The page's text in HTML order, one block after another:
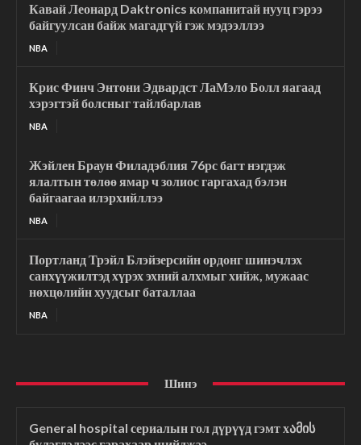
Кавай Леонард Daktronics компанитай нууц гэрээ
байгуулсан байж магадгүй гэж мэдээллээ
NBA
Крис Финч Энтони Эдвардст ЛаМэло Болл яагаад
хэрэгтэй болсныг тайлбарлав
NBA
Жэйлен Браун Филадэблия 76рс багт нэгдэж
ялалтын төлөө ямар ч золиос гаргахад бэлэн
байгаагаа илэрхийллээ
NBA
Портланд Трэйл Блэйзерсийн ордонг шинэчлэх
санхүүжилтэд хүрэх эхний алхмыг хийж, мужаас
нөхцөлийн хуудсыг баталлаа
NBA
Шинэ
General hospital сериалын гол дүрүүд гэмт хამის